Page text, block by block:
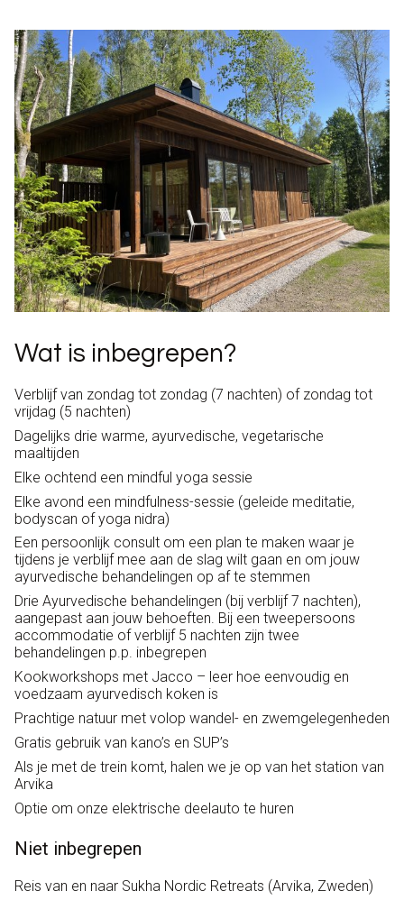
Wat is inbegrepen?
Verblijf van zondag tot zondag (7 nachten) of zondag tot
vrijdag (5 nachten)
Dagelijks drie warme, ayurvedische, vegetarische
maaltijden
Elke ochtend een mindful yoga sessie
Elke avond een mindfulness-sessie (geleide meditatie,
bodyscan of yoga nidra)
Een persoonlijk consult om een plan te maken waar je
tijdens je verblijf mee aan de slag wilt gaan en om jouw
ayurvedische behandelingen op af te stemmen
Drie Ayurvedische behandelingen (bij verblijf 7 nachten),
aangepast aan jouw behoeften. Bij een tweepersoons
accommodatie of verblijf 5 nachten zijn twee
behandelingen p.p. inbegrepen
Kookworkshops met Jacco – leer hoe eenvoudig en
voedzaam ayurvedisch koken is
Prachtige natuur met volop wandel- en zwemgelegenheden
Gratis gebruik van kano’s en SUP’s
Als je met de trein komt, halen we je op van het station van
Arvika
Optie om onze elektrische deelauto te huren
Niet inbegrepen
Reis van en naar Sukha Nordic Retreats (Arvika, Zweden)